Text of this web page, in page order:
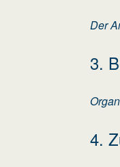
Der
3.
4.